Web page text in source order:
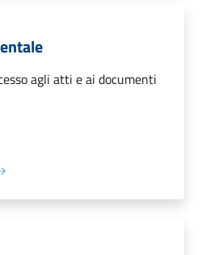
agli atti e ai documenti